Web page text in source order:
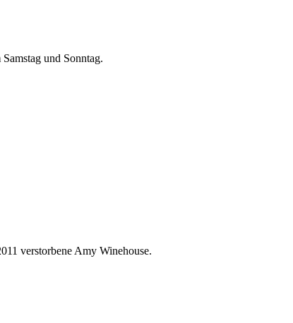
und Sonntag.
verstorbene Amy Winehouse.